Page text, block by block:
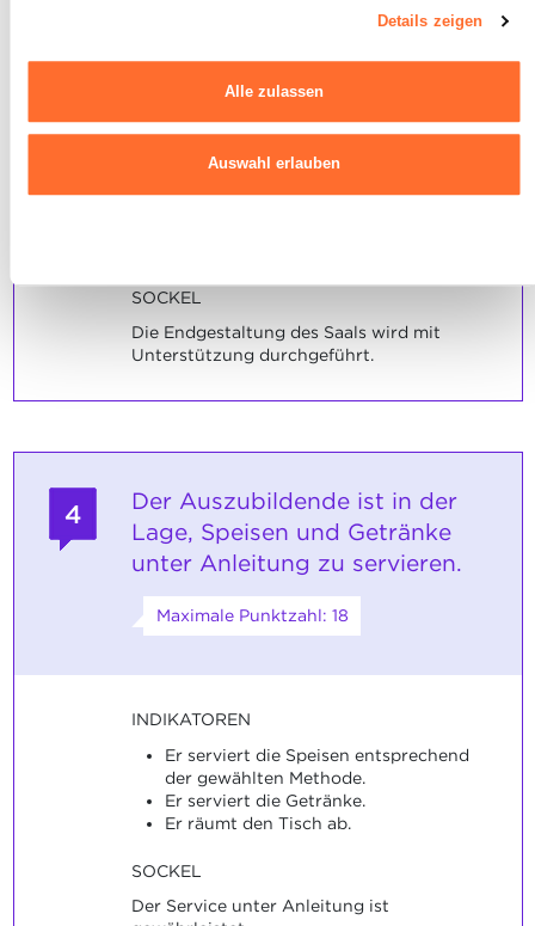
indem Sie auf das indem Sie auf das schwebende Symbol unten
Ausführlichere Informationen darüber, wie wir Cookies nutzen und
wie wir mit Ihren personenbezogenen Daten umgehen, finden sie
Details zeigen
Alle zulassen
Auswahl erlauben
SOCKEL
Die Endgestaltung des Saals wird mit
Unterstützung durchgeführt.
4
Der Auszubildende ist in der
Lage, Speisen und Getränke
unter Anleitung zu servieren.
Maximale Punktzahl: 18
INDIKATOREN
Er serviert die Speisen entsprechend
der gewählten Methode.
Er serviert die Getränke.
Er räumt den Tisch ab.
SOCKEL
Der Service unter Anleitung ist